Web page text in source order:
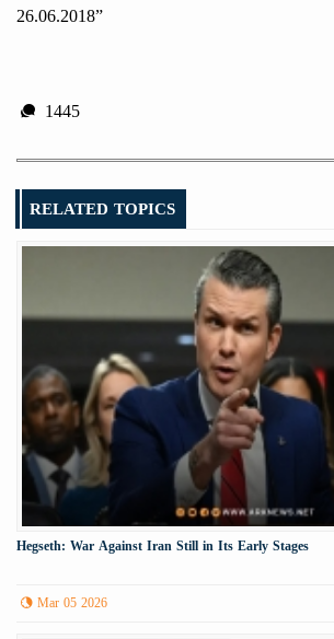
26.06.2018”
1445
RELATED TOPICS
Hegseth: War Against Iran Still in Its Early Stages
Mar 05 2026